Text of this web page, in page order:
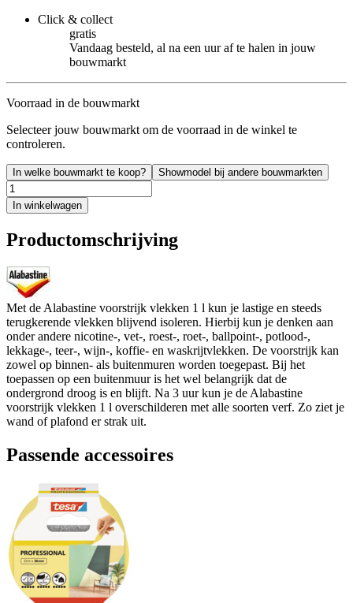
Click & collect
gratis
Vandaag besteld, al na een uur af te halen in jouw
bouwmarkt
Voorraad in de bouwmarkt
Selecteer jouw bouwmarkt om de voorraad in de winkel te
controleren.
In welke bouwmarkt te koop? Showmodel bij andere bouwmarkten
In winkelwagen
Productomschrijving
Met de Alabastine voorstrijk vlekken 1 l kun je lastige en steeds
terugkerende vlekken blijvend isoleren. Hierbij kun je denken aan
onder andere nicotine-, vet-, roest-, roet-, ballpoint-, potlood-,
lekkage-, teer-, wijn-, koffie- en waskrijtvlekken. De voorstrijk kan
zowel op binnen- als buitenmuren worden toegepast. Bij het
toepassen op een buitenmuur is het wel belangrijk dat de
ondergrond droog is en blijft. Na 3 uur kun je de Alabastine
voorstrijk vlekken 1 l overschilderen met alle soorten verf. Zo ziet je
wand of plafond er strak uit.
Passende accessoires